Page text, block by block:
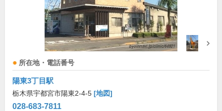
所在地・電話番号
陽東3丁目駅
栃木県宇都宮市陽東2-4-5 [地図]
028-683-7811